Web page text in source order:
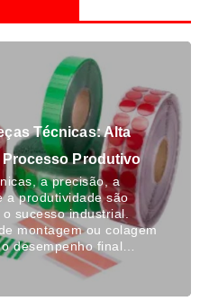
Técnicas: Alta
Produtivo
a precisão, a
a produtividade são
sucesso industrial.
montagem ou colagem
desempenho final…